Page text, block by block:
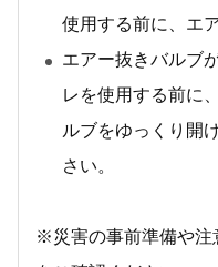
使用する前に、エ
エアー抜きバルブ
レを使用する前に
ルブをゆっくり開
さい。
※災害の事前準備や注